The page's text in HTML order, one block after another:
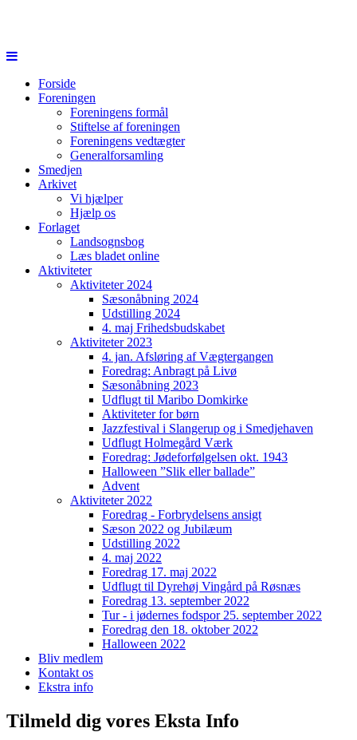
Forside
Foreningen
Foreningens formål
Stiftelse af foreningen
Foreningens vedtægter
Generalforsamling
Smedjen
Arkivet
Vi hjælper
Hjælp os
Forlaget
Landsognsbog
Læs bladet online
Aktiviteter
Aktiviteter 2024
Sæsonåbning 2024
Udstilling 2024
4. maj Frihedsbudskabet
Aktiviteter 2023
4. jan. Afsløring af Vægtergangen
Foredrag: Anbragt på Livø
Sæsonåbning 2023
Udflugt til Maribo Domkirke
Aktiviteter for børn
Jazzfestival i Slangerup og i Smedjehaven
Udflugt Holmegård Værk
Foredrag: Jødeforfølgelsen okt. 1943
Halloween ”Slik eller ballade”
Advent
Aktiviteter 2022
Foredrag - Forbrydelsens ansigt
Sæson 2022 og Jubilæum
Udstilling 2022
4. maj 2022
Foredrag 17. maj 2022
Udflugt til Dyrehøj Vingård på Røsnæs
Foredrag 13. september 2022
Tur - i jødernes fodspor 25. september 2022
Foredrag den 18. oktober 2022
Halloween 2022
Bliv medlem
Kontakt os
Ekstra info
Tilmeld dig vores Eksta Info